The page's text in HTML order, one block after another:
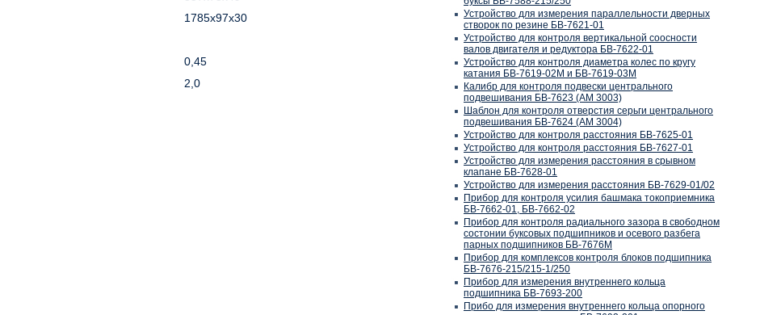
1785х97х30
0,45
2,0
Устройство для измерения параллельности дверных
створок по резине БВ-7621-01
Устройство для контроля вертикальной соосности
валов двигателя и редуктора БВ-7622-01
Устройство для контроля диаметра колес по кругу
катания БВ-7619-02М и БВ-7619-03М
Калибр для контроля подвески центрального
подвешивания БВ-7623 (АМ 3003)
Шаблон для контроля отверстия серьги центрального
подвешивания БВ-7624 (АМ 3004)
Устройство для контроля расстояния БВ-7625-01
Устройство для контроля расстояния БВ-7627-01
Устройство для измерения расстояния в срывном
клапане БВ-7628-01
Устройство для измерения расстояния БВ-7629-01/02
Прибор для контроля усилия башмака токоприемника
БВ-7662-01, БВ-7662-02
Прибор для контроля радиального зазора в свободном
состонии буксовых подшипников и осевого разбега
парных подшипников БВ-7676М
Прибор для комплексов контроля блоков подшипника
БВ-7676-215/215-1/250
Прибор для измерения внутреннего кольца
подшипника БВ-7693-200
Прибо для измерения внутреннего кольца опорного